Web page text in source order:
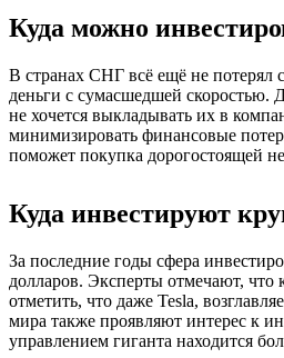
Куда можно
В странах СНГ всё ещё не потерял
деньги с сумасшедшей скоростью.
не хочется выкладывать их в
минимизировать финансовые
поможет покупка дорогостоящей
Куда инвестируют
За последние годы сфера
долларов. Эксперты отмечают,
отметить, что даже Tesla,
мира также проявляют интерес к
управлением гиганта находится